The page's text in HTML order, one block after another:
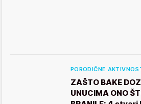
PORODIČNE
ZAŠTO BAKE
UNUCIMA ONO